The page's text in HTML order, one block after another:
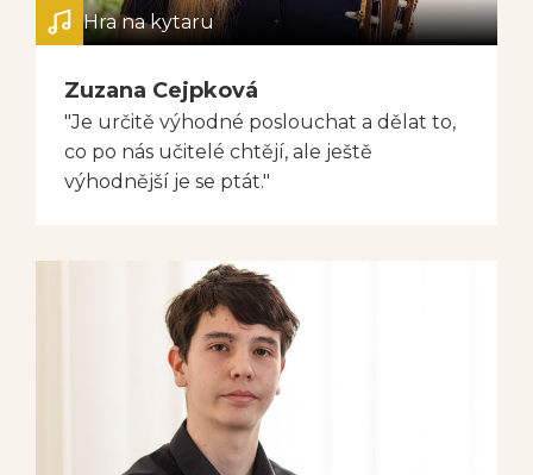
Hra na kytaru
Zuzana Cejpková
"Je určitě výhodné poslouchat a dělat to,
co po nás učitelé chtějí, ale ještě
výhodnější je se ptát."